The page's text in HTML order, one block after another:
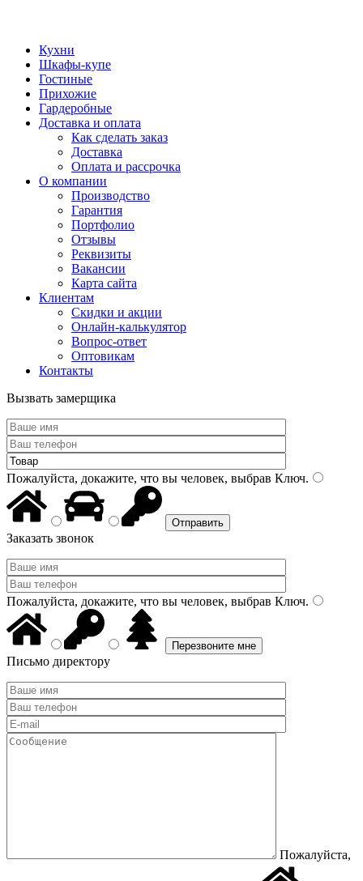
Кухни
Шкафы-купе
Гостиные
Прихожие
Гардеробные
Доставка и оплата
Как сделать заказ
Доставка
Оплата и рассрочка
О компании
Производство
Гарантия
Портфолио
Отзывы
Реквизиты
Вакансии
Карта сайта
Клиентам
Скидки и акции
Онлайн-калькулятор
Вопрос-ответ
Оптовикам
Контакты
Вызвать замерщика
Пожалуйста, докажите, что вы человек, выбрав Ключ.
Заказать звонок
Пожалуйста, докажите, что вы человек, выбрав Ключ.
Письмо директору
Пожалуйста,